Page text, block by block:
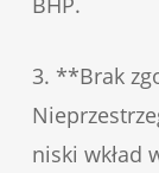
3. **Brak
niski wkład